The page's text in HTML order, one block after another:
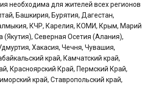
необходима для жителей всех регионов
Башкирия, Бурятия, Дагестан,
КЧР, Карелия, КОМИ, Крым, Марий
(Якутия), Северная Осетия (Алания),
Хакасия, Чечня, Чувашия,
край, Камчатский край,
Красноярский Край, Пермский Край,
край, Ставропольский край,